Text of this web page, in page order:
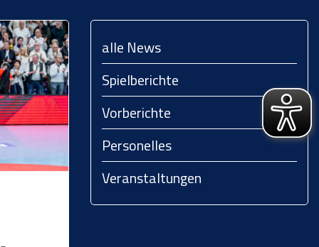
alle News
Spielberichte
Vorberichte
Personelles
Veranstaltungen